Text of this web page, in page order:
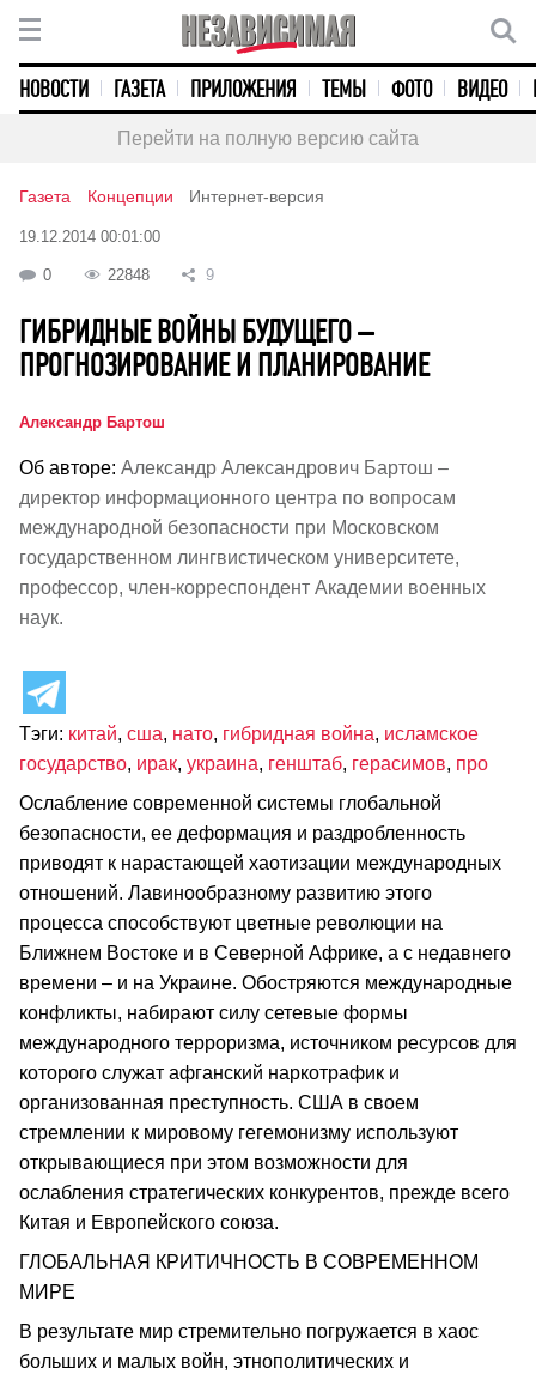
НОВОСТИ ГАЗЕТА ПРИЛОЖЕНИЯ ТЕМЫ ФОТО ВИДЕО
Перейти на полную версию сайта
Газета Концепции Интернет-версия
19.12.2014 00:01:00
0 22848 9
ГИБРИДНЫЕ ВОЙНЫ БУДУЩЕГО –
ПРОГНОЗИРОВАНИЕ И ПЛАНИРОВАНИЕ
Александр Бартош
Об авторе: Александр Александрович Бартош –
директор информационного центра по вопросам
международной безопасности при Московском
государственном лингвистическом университете,
профессор, член-корреспондент Академии военных
наук.
Тэги: китай, сша, нато, гибридная война, исламское
государство, ирак, украина, генштаб, герасимов, про
Ослабление современной системы глобальной
безопасности, ее деформация и раздробленность
приводят к нарастающей хаотизации международных
отношений. Лавинообразному развитию этого
процесса способствуют цветные революции на
Ближнем Востоке и в Северной Африке, а с недавнего
времени – и на Украине. Обостряются международные
конфликты, набирают силу сетевые формы
международного терроризма, источником ресурсов для
которого служат афганский наркотрафик и
организованная преступность. США в своем
стремлении к мировому гегемонизму используют
открывающиеся при этом возможности для
ослабления стратегических конкурентов, прежде всего
Китая и Европейского союза.
ГЛОБАЛЬНАЯ КРИТИЧНОСТЬ В СОВРЕМЕННОМ
МИРЕ
В результате мир стремительно погружается в хаос
больших и малых войн, этнополитических и